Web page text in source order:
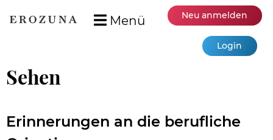
Menü Neu anmelden
Login
Sehen
Erinnerungen an die berufliche